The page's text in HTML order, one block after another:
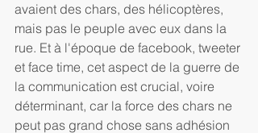
avaient des chars, des hélicoptères,
mais pas le peuple avec eux dans la
rue. Et à l'époque de facebook, tweeter
et face time, cet aspect de la guerre de
la communication est crucial, voire
déterminant, car la force des chars ne
peut pas grand chose sans adhésion